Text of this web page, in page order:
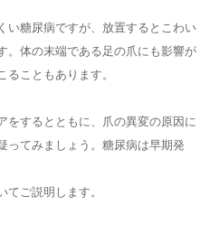
い糖尿病ですが、放置するとこわい
。体の末端である足の爪にも影響が
こともあります。
をするとともに、爪の異変の原因に
ってみましょう。糖尿病は早期発
ご説明します。